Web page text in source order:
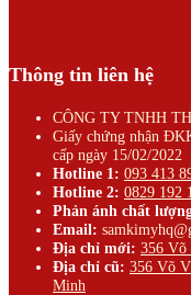
Thông tin liên hệ
CÔNG TY TNHH
Giấy chứng nhận
cấp ngày 15/02/2022
Hotline 1: 093 413
Hotline 2: 0829 192
Phản ánh chất
Email:
Địa chỉ mới: 356 Võ
Địa chỉ cũ: 356 Võ
Minh